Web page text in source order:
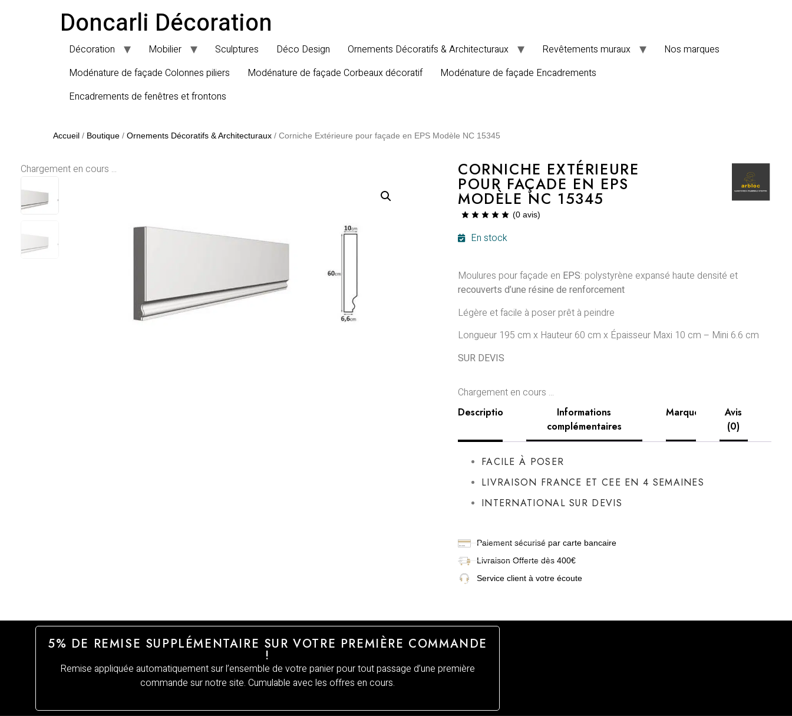
Doncarli Décoration
Décoration Mobilier Sculptures Déco Design Ornements Décoratifs & Architecturaux Revêtements muraux
Nos marques
Modénature de façade Colonnes piliers
Modénature de façade Corbeaux décoratif
Modénature de façade Encadrements
Encadrements de fenêtres et frontons
Accueil / Boutique / Ornements Décoratifs & Architecturaux / Corniche Extérieure pour façade en EPS Modèle NC 15345
Chargement en cours ... CORNICHE EXTÉRIEURE
POUR FAÇADE EN EPS
MODÈLE NC 15345
(0avis)
En stock
Moulures pour façade en EPS: polystyrène expansé haute densité et
recouverts d’une résine de renforcement
Légère et facile à poser prêt à peindre
Longueur 195 cm x Hauteur 60 cm x Épaisseur Maxi 10 cm – Mini 6.6 cm
SUR DEVIS
Chargement en cours ...
Description
Informations
complémentaires
Marque
Avis
(0)
FACILE À POSER
LIVRAISON FRANCE ET CEE EN 4 SEMAINES
INTERNATIONAL SUR DEVIS
Paiement sécurisé par carte bancaire
LivraisonOfferte dès 400€
Service client à votre écoute
5% DE REMISE SUPPLÉMENTAIRE SUR VOTRE PREMIÈRE COMMANDE
!
Remise appliquée automatiquement sur l’ensemble de votre panier pour tout passage d’une première
commande sur notre site. Cumulable avec les offres en cours.